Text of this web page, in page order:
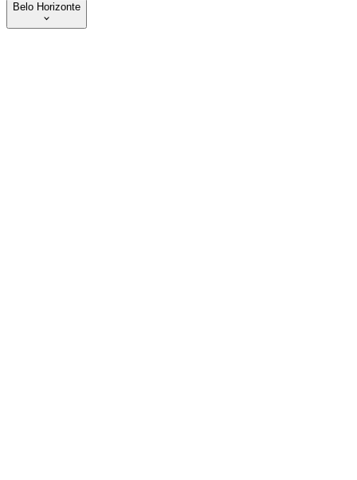
Belo Horizonte